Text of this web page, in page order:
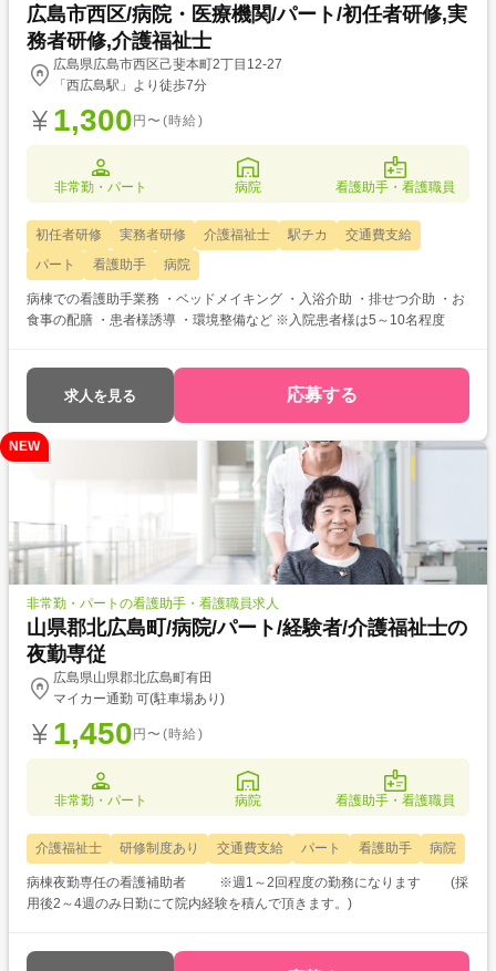
広島市西区/病院・医療機関/パート/初任者研修,実
務者研修,介護福祉士
広島県広島市西区己斐本町2丁目12-27
「西広島駅」より徒歩7分
1,300 円〜(時給)
非常勤・パート 病院 看護助手・看護職員
初任者研修 実務者研修 介護福祉士 駅チカ
交通費支給
パート
看護助手 病院
病棟での看護助手業務 ・ベッドメイキング ・入浴介助 ・排せつ介助 ・お
食事の配膳 ・患者様誘導 ・環境整備など ※入院患者様は5～10名程度
求人を見る 応募する
NEW
非常勤・パートの看護助手・看護職員求人
山県郡北広島町/病院/パート/経験者/介護福祉士の
夜勤専従
広島県山県郡北広島町有田
マイカー通勤 可(駐車場あり)
1,450 円〜(時給)
非常勤・パート 病院 看護助手・看護職員
介護福祉士 研修制度あり 交通費支給 パート 看護助手 病院
病棟夜勤専任の看護補助者 ※週1～2回程度の勤務になります (採
用後2～4週のみ日勤にて院内経験を積んで頂きます。)